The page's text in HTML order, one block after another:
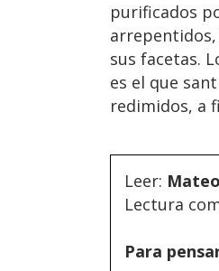
purificados
arrepentidos,
sus facetas.
es el que
redimidos, a
Leer:
Lectura
Para